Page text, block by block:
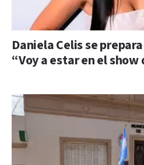
Daniela Celis se
“Voy a estar en el show